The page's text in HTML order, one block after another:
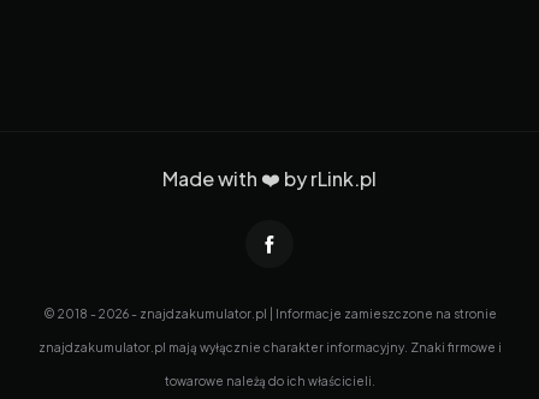
Made with ❤️ byrLink.pl
© 2018 - 2026 - znajdzakumulator.pl | Informacje zamieszczone na stronie
znajdzakumulator.pl mają wyłącznie charakter informacyjny. Znaki firmowe i
towarowe należą do ich właścicieli.